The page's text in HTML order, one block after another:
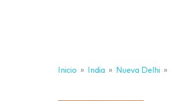
Inicio India Nueva Delhi